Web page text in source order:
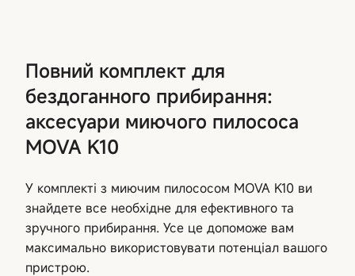
Повний комплект для
бездоганного прибирання:
аксесуари миючого пилососа
MOVA K10
У комплекті з миючим пилососом MOVA K10 ви
знайдете все необхідне для ефективного та
зручного прибирання. Усе це допоможе вам
максимально використовувати потенціал вашого
пристрою.